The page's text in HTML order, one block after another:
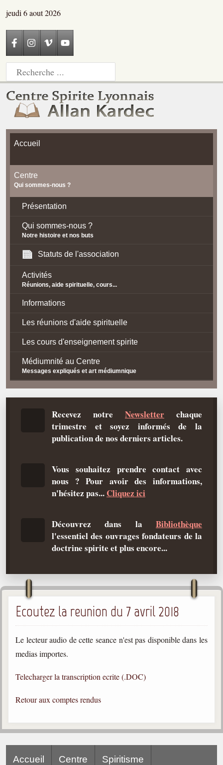
jeudi 6 aout 2026
Accueil
Centre
Qui sommes-nous ?
Présentation
Qui sommes-nous ?
Notre histoire et nos buts
Statuts de l'association
Activités
Réunions, aide spirituelle, cours...
Informations
Les réunions d'aide spirituelle
Les cours d'enseignement spirite
Médiumnité au Centre
Messages expliqués et art médiumnique
Contact / Accès
La doctrine Spirite
Les bases du spiritisme
Historique
But des manifestations spirites
Médiums
Les hommes
Les fondateurs
Allan Kardec
1804-1869
Léon Denis
Gabriel Delanne
Recevez notre Newsletter chaque
trimestre et soyez informés de la
publication de nos derniers articles.
Vous souhaitez prendre contact avec
nous ? Pour avoir des informations,
n'hésitez pas... Cliquez ici
Découvrez dans la Bibliothèque
l'essentiel des ouvrages fondateurs de la
doctrine spirite et plus encore...
Ecoutez la reunion du 7 avril 2018
Le lecteur audio de cette seance n'est pas disponible dans les
medias importes.
Telecharger la transcription ecrite (.DOC)
Retour aux comptes rendus
Accueil Centre Spiritisme